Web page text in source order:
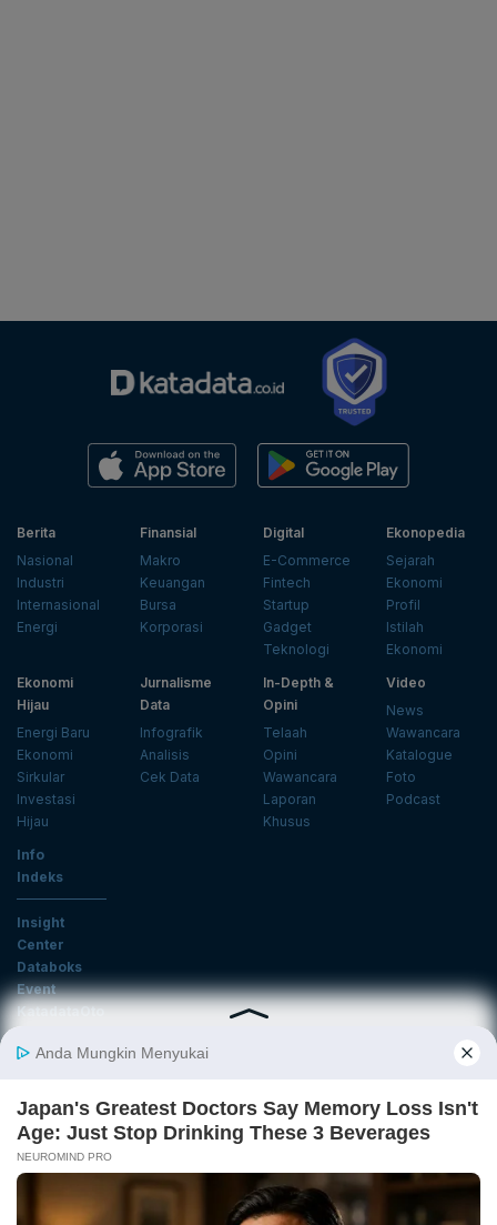
Berita
Nasional
Industri
Internasional
Energi
Finansial
Makro
Keuangan
Bursa
Korporasi
Digital
E-Commerce
Fintech
Startup
Gadget
Teknologi
Ekonopedia
Sejarah
Ekonomi
Profil
Istilah
Ekonomi
Ekonomi
Hijau
Energi Baru
Ekonomi
Sirkular
Investasi
Hijau
Jurnalisme
Data
Infografik
Analisis
Cek Data
In-Depth &
Opini
Telaah
Opini
Wawancara
Laporan
Khusus
Video
News
Wawancara
Katalogue
Foto
Podcast
Info
Indeks
Insight
Center
Databoks
Event
KatadataOto
Email
Daftar